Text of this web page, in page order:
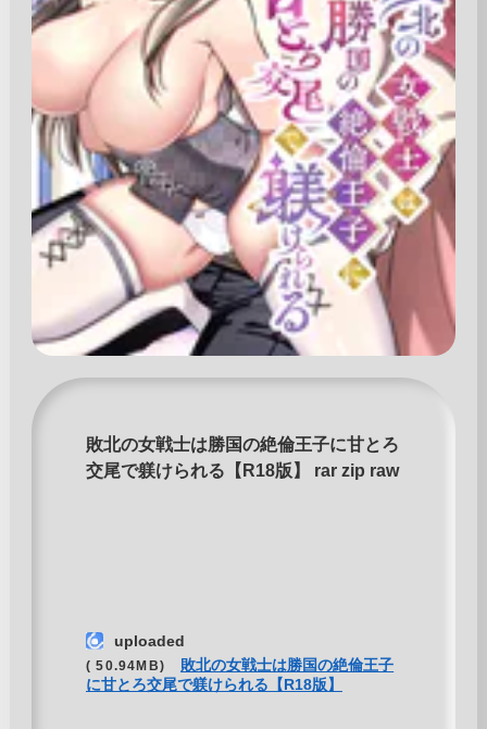
敗北の女戦士は勝国の絶倫王子に甘とろ
交尾で躾けられる【R18版】 rar zip raw
uploaded
( 50.94MB)
敗北の女戦士は勝国の絶倫王子
に甘とろ交尾で躾けられる【R18版】